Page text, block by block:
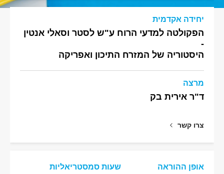
יחידה אקדמית
הפקולטה למדעי הרוח ע"ש לסטר וסאלי אנטין
-
היסטוריה של המזרח התיכון ואפריקה
מרצה
ד"ר אירית בק
צרו קשר
אופן ההוראה שעות סמסטריאליות